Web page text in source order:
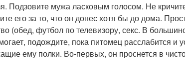
Подзовите мужа ласковым голосом. Не
его за то, что он донес хотя бы до дома.
(обед, футбол по телевизору, секс. В
подождите, пока питомец расслабится и
ему полки. Во-первых, он проснется в